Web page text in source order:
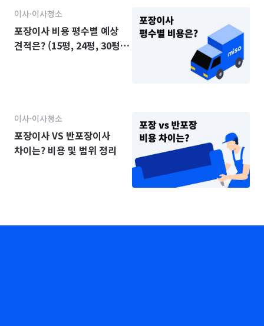
이사·이사청소
포장이사 비용 평수별 예상
견적은? (15평, 24평, 30평,
이사·이사청소
포장이사 VS 반포장이사
차이는? 비용 및 범위 정리